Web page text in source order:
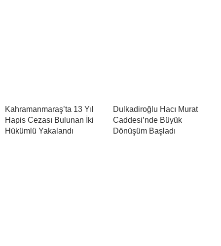
Kahramanmaraş’ta 13 Yıl
Hapis Cezası Bulunan İki
Hükümlü Yakalandı
Dulkadiroğlu Hacı Murat
Caddesi’nde Büyük
Dönüşüm Başladı